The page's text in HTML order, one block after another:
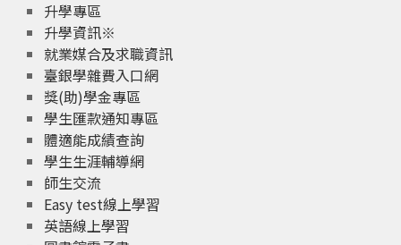
升學專區
升學資訊※
就業媒合及求職資訊
臺銀學雜費入口網
獎(助)學金專區
學生匯款通知專區
體適能成績查詢
學生生涯輔導網
師生交流
Easy test線上學習
英語線上學習